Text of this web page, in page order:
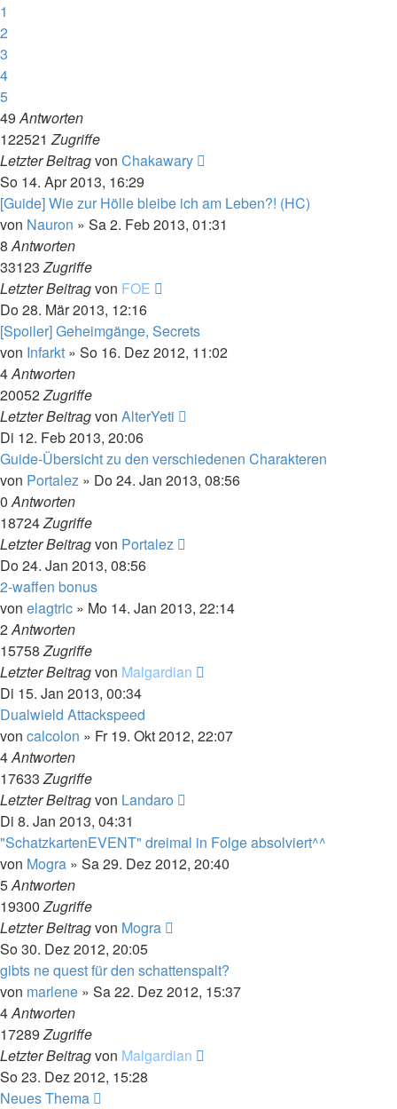
1
2
3
4
5
49Antworten
122521Zugriffe
Letzter Beitragvon Chakawary
So 14. Apr 2013, 16:29
[Guide] Wie zur Hölle bleibe ich am Leben?! (HC)
von Nauron » Sa 2. Feb 2013, 01:31
8Antworten
33123Zugriffe
Letzter Beitragvon FOE
Do 28. Mär 2013, 12:16
[Spoiler] Geheimgänge, Secrets
von Infarkt » So 16. Dez 2012, 11:02
4Antworten
20052Zugriffe
Letzter Beitragvon AlterYeti
Di 12. Feb 2013, 20:06
Guide-Übersicht zu den verschiedenen Charakteren
von Portalez » Do 24. Jan 2013, 08:56
0Antworten
18724Zugriffe
Letzter Beitragvon Portalez
Do 24. Jan 2013, 08:56
2-waffen bonus
von elagtric » Mo 14. Jan 2013, 22:14
2Antworten
15758Zugriffe
Letzter Beitragvon Malgardian
Di 15. Jan 2013, 00:34
Dualwield Attackspeed
von calcolon » Fr 19. Okt 2012, 22:07
4Antworten
17633Zugriffe
Letzter Beitragvon Landaro
Di 8. Jan 2013, 04:31
"SchatzkartenEVENT" dreimal in Folge absolviert^^
von Mogra » Sa 29. Dez 2012, 20:40
5Antworten
19300Zugriffe
Letzter Beitragvon Mogra
So 30. Dez 2012, 20:05
gibts ne quest für den schattenspalt?
von marlene » Sa 22. Dez 2012, 15:37
4Antworten
17289Zugriffe
Letzter Beitragvon Malgardian
So 23. Dez 2012, 15:28
Neues Thema